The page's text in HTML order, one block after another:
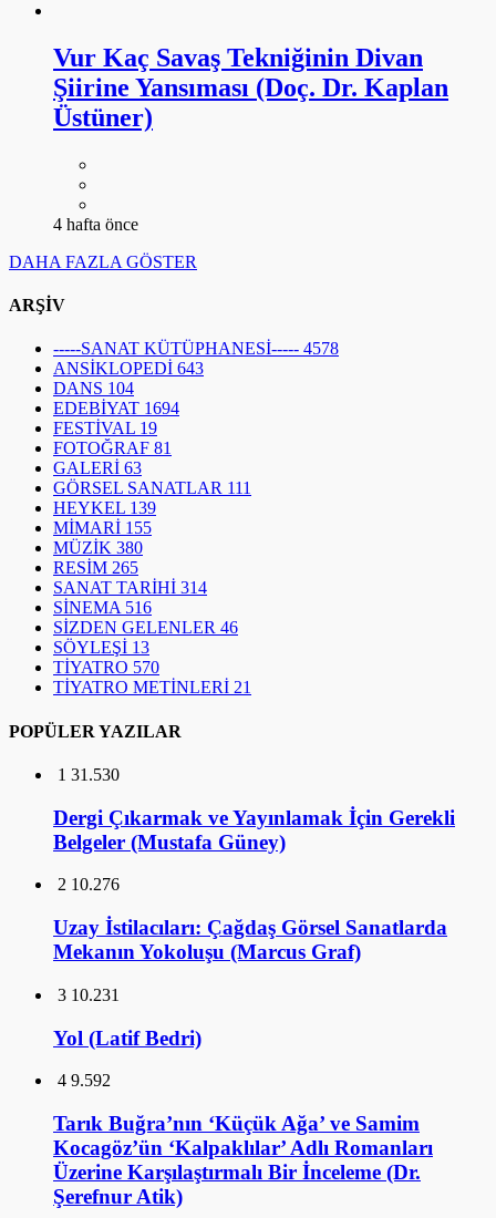
Vur Kaç Savaş Tekniğinin Divan
Şiirine Yansıması (Doç. Dr. Kaplan
Üstüner)
4 hafta önce
DAHA FAZLA GÖSTER
ARŞİV
-----SANAT KÜTÜPHANESİ----- 4578
ANSİKLOPEDİ 643
DANS 104
EDEBİYAT 1694
FESTİVAL 19
FOTOĞRAF 81
GALERİ 63
GÖRSEL SANATLAR 111
HEYKEL 139
MİMARİ 155
MÜZİK 380
RESİM 265
SANAT TARİHİ 314
SİNEMA 516
SİZDEN GELENLER 46
SÖYLEŞİ 13
TİYATRO 570
TİYATRO METİNLERİ 21
POPÜLER YAZILAR
1 31.530
Dergi Çıkarmak ve Yayınlamak İçin Gerekli
Belgeler (Mustafa Güney)
2 10.276
Uzay İstilacıları: Çağdaş Görsel Sanatlarda
Mekanın Yokoluşu (Marcus Graf)
3 10.231
Yol (Latif Bedri)
4 9.592
Tarık Buğra’nın ‘Küçük Ağa’ ve Samim
Kocagöz’ün ‘Kalpaklılar’ Adlı Romanları
Üzerine Karşılaştırmalı Bir İnceleme (Dr.
Şerefnur Atik)